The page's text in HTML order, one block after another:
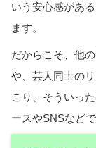
いう安心感があ
ます。
だからこそ、他
や、芸人同士の
こり、そういっ
ースやSNSなど